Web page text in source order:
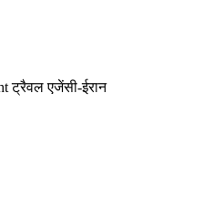
ट्रैवल एजेंसी-ईरान